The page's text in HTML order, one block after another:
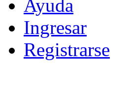
Ayuda
Ingresar
Registrarse